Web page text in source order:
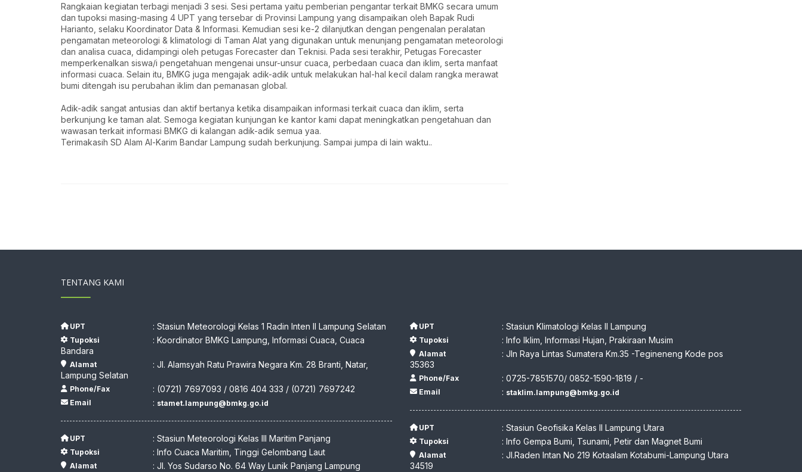
Rangkaian kegiatan terbagi menjadi 3 sesi. Sesi pertama yaitu pemberian pengantar terkait BMKG secara umum
dan tupoksi masing-masing 4 UPT yang tersebar di Provinsi Lampung yang disampaikan oleh Bapak Rudi
Harianto, selaku Koordinator Data & Informasi. Kemudian sesi ke-2 dilanjutkan dengan pengenalan peralatan
pengamatan meteorologi & klimatologi di Taman Alat yang digunakan untuk menunjang pengamatan meteorologi
dan analisa cuaca, didampingi oleh petugas Forecaster dan Teknisi. Pada sesi terakhir, Petugas Forecaster
memperkenalkan siswa/i pengetahuan mengenai unsur-unsur cuaca, perbedaan cuaca dan iklim, serta manfaat
informasi cuaca. Selain itu, BMKG juga mengajak adik-adik untuk melakukan hal-hal kecil dalam rangka merawat
bumi ditengah isu perubahan iklim dan pemanasan global.
Adik-adik sangat antusias dan aktif bertanya ketika disampaikan informasi terkait cuaca dan iklim, serta
berkunjung ke taman alat. Semoga kegiatan kunjungan ke kantor kami dapat meningkatkan pengetahuan dan
wawasan terkait informasi BMKG di kalangan adik-adik semua yaa.
Terimakasih SD Alam Al-Karim Bandar Lampung sudah berkunjung. Sampai jumpa di lain waktu..
TENTANG KAMI
UPT : Stasiun Meteorologi Kelas 1 Radin Inten II Lampung Selatan
Tupoksi
: Koordinator BMKG Lampung, Informasi Cuaca, Cuaca
Bandara
Alamat
: Jl. Alamsyah Ratu Prawira Negara Km. 28 Branti, Natar,
Lampung Selatan
Phone/Fax : (0721) 7697093 / 0816 404 333 / (0721) 7697242
Email : stamet.lampung@bmkg.go.id
UPT : Stasiun Meteorologi Kelas III Maritim Panjang
Tupoksi : Info Cuaca Maritim, Tinggi Gelombang Laut
Alamat : Jl. Yos Sudarso No. 64 Way Lunik Panjang Lampung
UPT : Stasiun Klimatologi Kelas II Lampung
Tupoksi : Info Iklim, Informasi Hujan, Prakiraan Musim
Alamat
: Jln Raya Lintas Sumatera Km.35 -Tegineneng Kode pos
35363
Phone/Fax : 0725-7851570/ 0852-1590-1819 / -
Email : staklim.lampung@bmkg.go.id
UPT : Stasiun Geofisika Kelas II Lampung Utara
Tupoksi : Info Gempa Bumi, Tsunami, Petir dan Magnet Bumi
Alamat
: Jl.Raden Intan No 219 Kotaalam Kotabumi-Lampung Utara
34519